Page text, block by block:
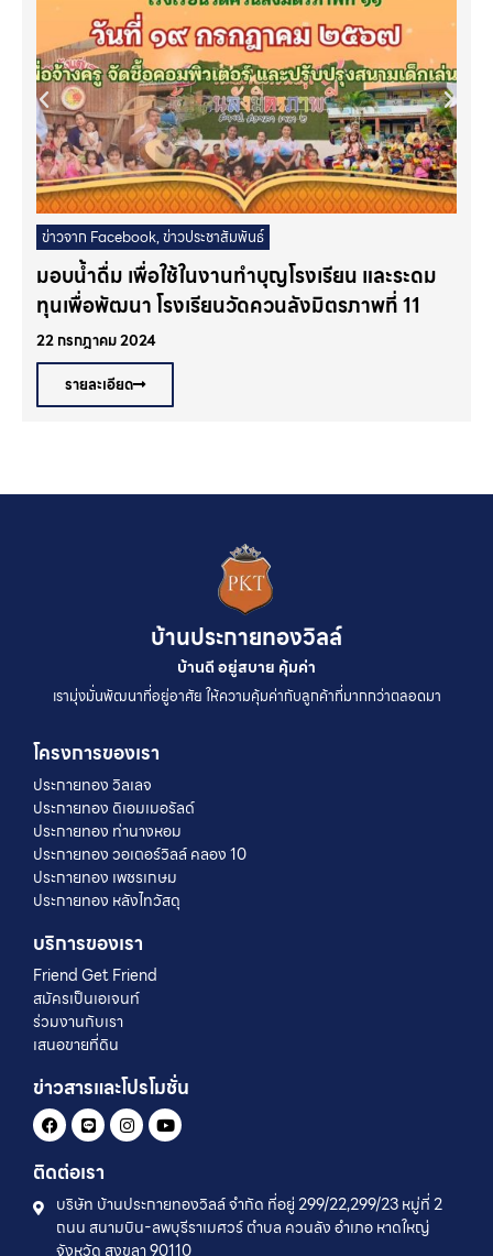
ข่าวจาก Facebook,ข่าวประชาสัมพันธ์
มอบน้ำดื่ม เพื่อใช้ในงานทำบุญโรงเรียน และระดม
ทุนเพื่อพัฒนา โรงเรียนวัดควนลังมิตรภาพที่ 11
22 กรกฎาคม 2024
รายละเอียด
บ้านประกายทองวิลล์
บ้านดี อยู่สบาย คุ้มค่า
เรามุ่งมั่นพัฒนาที่อยู่อาศัย ให้ความคุ้มค่ากับลูกค้าที่มากกว่าตลอดมา
โครงการของเรา
ประกายทอง วิลเลจ
ประกายทอง ดิเอมเมอรัลด์
ประกายทอง ท่านางหอม
ประกายทอง วอเตอร์วิลล์ คลอง 10
ประกายทอง เพชรเกษม
ประกายทอง หลังไทวัสดุ
บริการของเรา
Friend Get Friend
สมัครเป็นเอเจนท์
ร่วมงานกับเรา
เสนอขายที่ดิน
ข่าวสารและโปรโมชั่น
ติดต่อเรา
บริษัท บ้านประกายทองวิลล์ จำกัด ที่อยู่ 299/22,299/23 หมู่ที่ 2
ถนน สนามบิน-ลพบุรีราเมศวร์ ตำบล ควนลัง อำเภอ หาดใหญ่
จังหวัด สงขลา 90110